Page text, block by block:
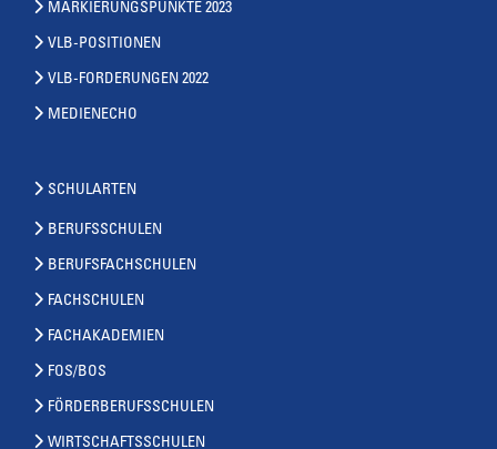
MARKIERUNGSPUNKTE 2023
VLB-POSITIONEN
VLB-FORDERUNGEN 2022
MEDIENECHO
SCHULARTEN
BERUFSSCHULEN
BERUFSFACHSCHULEN
FACHSCHULEN
FACHAKADEMIEN
FOS/BOS
FÖRDERBERUFSSCHULEN
WIRTSCHAFTSSCHULEN